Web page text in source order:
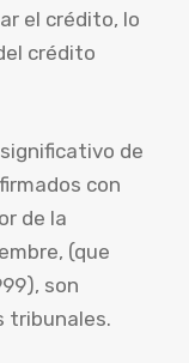
el crédito, lo
crédito
de
con
de la
(que
son
tribunales.